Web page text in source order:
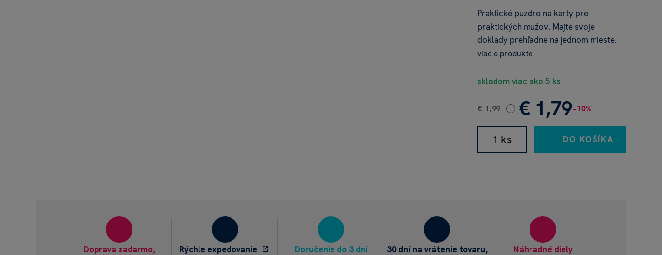
Praktické puzdro na karty pre
praktických mužov. Majte svoje
doklady prehľadne na jednom mieste.
viac o produkte
skladom viac ako 5 ks
€ 1,99 € 1,79−10%
DO KOŠÍKA
Doprava zadarmo, Rýchle expedovanie Doručenie do 3 dní 30 dní na vrátenie tovaru, Náhradné diely